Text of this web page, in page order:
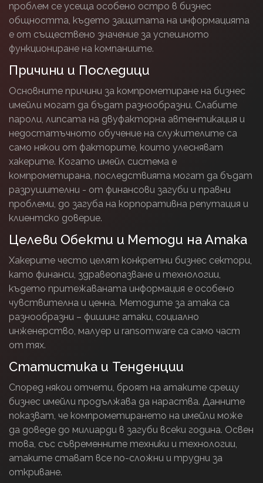
проблем се усеща особено остро в бизнес
общността, където защитата на информацията
е от съществено значение за успешното
функциониране на компаниите.
Причини и Последици
Основните причини за компрометиране на бизнес
имейли могат да бъдат разнообразни. Слабите
пароли, липсата на двуфакторна автентикация и
недостатъчното обучение на служителите са
само някои от факторите, които улесняват
хакерите. Когато имейл система е
компрометирана, последствията могат да бъдат
разрушителни - от финансови загуби и правни
проблеми, до загуба на корпоративна репутация и
клиентско доверие.
Целеви Обекти и Методи на Атака
Хакерите често целят конкретни бизнес сектори,
като финанси, здравеопазване и технологии,
където притежаваната информация е особено
чувствителна и ценна. Методите за атака са
разнообразни – фишинг атаки, социално
инженерство, малуер и ransomware са само част
от тях.
Статистика и Тенденции
Според някои отчети, броят на атаките срещу
бизнес имейли продължава да нараства. Данните
показват, че компрометирането на имейли може
да доведе до милиарди в загуби всеки годинa. Освен
това, със съвременните техники и технологии,
атаките стават все по-сложни и трудни за
откриване.